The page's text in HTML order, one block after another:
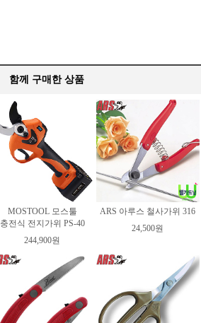
함께 구매한 상품
MOSTOOL 모스툴
충전식 전지가위 PS-40
244,900원
ARS 아루스 철사가위 316
24,500원